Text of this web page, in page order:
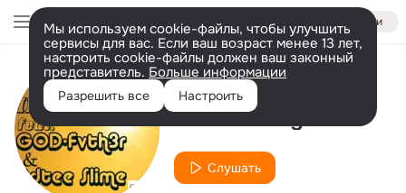
Войти
Мы используем cookie-файлы, чтобы улучшить
сервисы для вас. Если ваш возраст менее 13 лет,
настроить cookie-файлы должен ваш законный
представитель. Больше информации
Разрешить все Настроить
Исполнитель
Lil Dollar Signs
Слушать